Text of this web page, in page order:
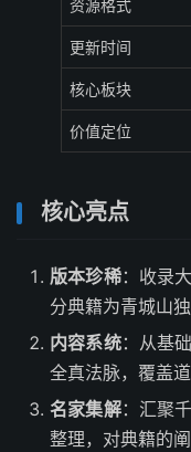
资源格式
更新时间
核心板块
价值定位
核心亮点
版本珍稀：收录
分典籍为青城山
内容系统：从基
全真法脉，覆盖
名家集解：汇聚
整理，对典籍的